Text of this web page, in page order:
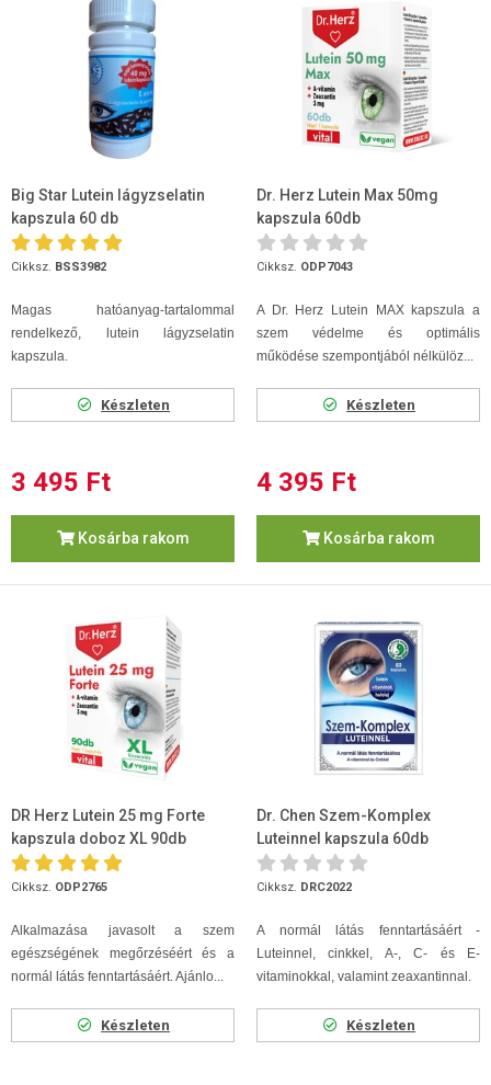
Big Star Lutein lágyzselatin
kapszula 60 db
Cikksz. BSS3982
Magas hatóanyag-tartalommal
rendelkező, lutein lágyzselatin
kapszula.
Készleten
3 495 Ft
Kosárba rakom
Dr. Herz Lutein Max 50mg
kapszula 60db
Cikksz. ODP7043
A Dr. Herz Lutein MAX kapszula a
szem védelme és optimális
működése szempontjából nélkülöz...
Készleten
4 395 Ft
Kosárba rakom
DR Herz Lutein 25 mg Forte
kapszula doboz XL 90db
Cikksz. ODP2765
Alkalmazása javasolt a szem
egészségének megőrzéséért és a
normál látás fenntartásáért. Ajánlo...
Készleten
Dr. Chen Szem-Komplex
Luteinnel kapszula 60db
Cikksz. DRC2022
A normál látás fenntartásáért -
Luteinnel, cinkkel, A-, C- és E-
vitaminokkal, valamint zeaxantinnal.
Készleten